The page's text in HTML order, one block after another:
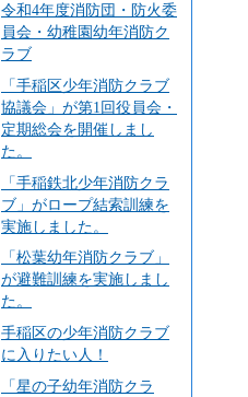
令和4年度消防団・防火委
員会・幼稚園幼年消防ク
ラブ
「手稲区少年消防クラブ
協議会」が第1回役員会・
定期総会を開催しまし
た。
「手稲鉄北少年消防クラ
ブ」がロープ結索訓練を
実施しました。
「松葉幼年消防クラブ」
が避難訓練を実施しまし
た。
手稲区の少年消防クラブ
に入りたい人！
「星の子幼年消防クラ